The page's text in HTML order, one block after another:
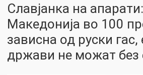
Славјанка на апарати:
Македонија во 100
зависна од руски гас,
држави не можат без